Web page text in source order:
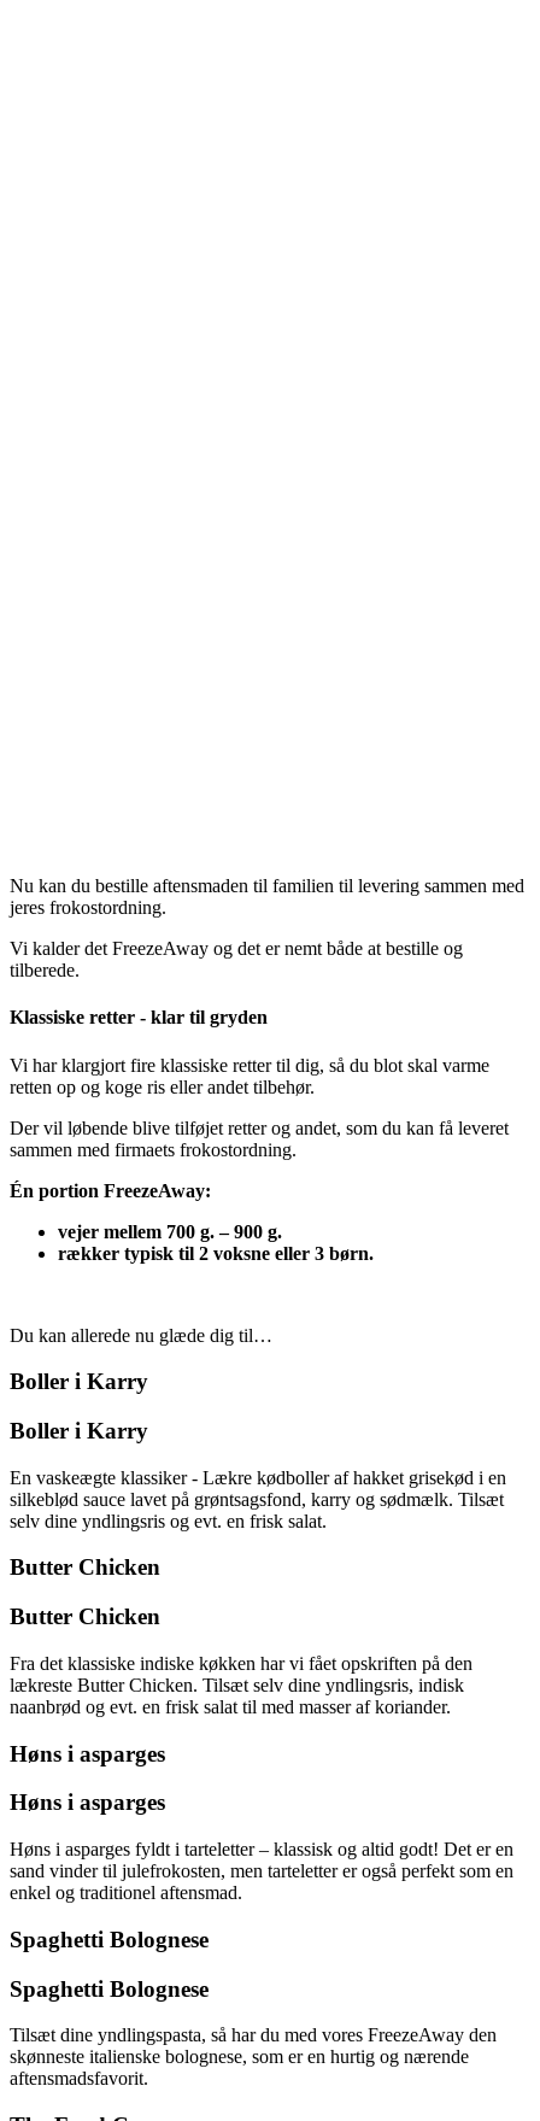
Nu kan du bestille aftensmaden til familien til levering sammen med
jeres frokostordning.
Vi kalder det FreezeAway og det er nemt både at bestille og
tilberede.
Klassiske retter - klar til gryden
Vi har klargjort fire klassiske retter til dig, så du blot skal varme
retten op og koge ris eller andet tilbehør.
Der vil løbende blive tilføjet retter og andet, som du kan få leveret
sammen med firmaets frokostordning.
Én portion FreezeAway:
vejer mellem 700 g. – 900 g.
rækker typisk til 2 voksne eller 3 børn.
Du kan allerede nu glæde dig til…
Boller i Karry
Boller i Karry
En vaskeægte klassiker - Lækre kødboller af hakket grisekød i en
silkeblød sauce lavet på grøntsagsfond, karry og sødmælk. Tilsæt
selv dine yndlingsris og evt. en frisk salat.
Butter Chicken
Butter Chicken
Fra det klassiske indiske køkken har vi fået opskriften på den
lækreste Butter Chicken. Tilsæt selv dine yndlingsris, indisk
naanbrød og evt. en frisk salat til med masser af koriander.
Høns i asparges
Høns i asparges
Høns i asparges fyldt i tarteletter – klassisk og altid godt! Det er en
sand vinder til julefrokosten, men tarteletter er også perfekt som en
enkel og traditionel aftensmad.
Spaghetti Bolognese
Spaghetti Bolognese
Tilsæt dine yndlingspasta, så har du med vores FreezeAway den
skønneste italienske bolognese, som er en hurtig og nærende
aftensmadsfavorit.